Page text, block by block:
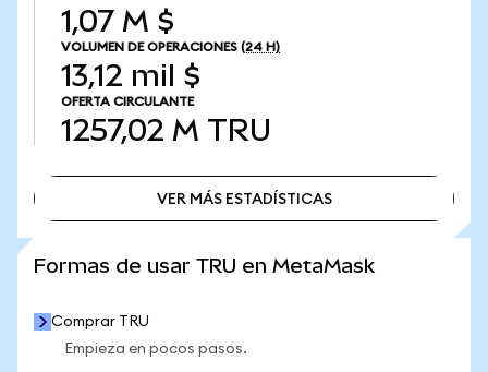
1,07 M $
VOLUMEN DE OPERACIONES (24 H)
13,12 mil $
OFERTA CIRCULANTE
1257,02 M TRU
VER MÁS ESTADÍSTICAS
Formas de usar TRU en MetaMask
Comprar TRU
Empieza en pocos pasos.